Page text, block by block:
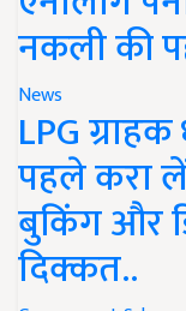
नकली की
News
LPG
पहले करा
बुकिंग और
दिक्कत..